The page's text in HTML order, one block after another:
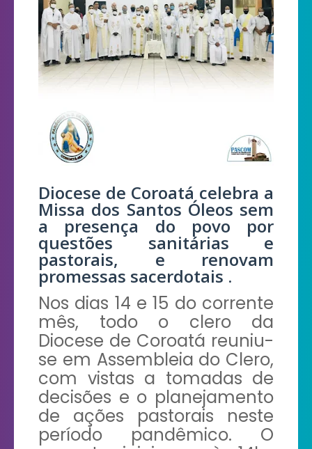
Diocese de Coroatá celebra a
Missa dos Santos Óleos sem
a presença do povo por
questões sanitárias e
pastorais, e renovam
promessas sacerdotais .
Nos dias 14 e 15 do corrente
mês, todo o clero da
Diocese de Coroatá reuniu-
se em Assembleia do Clero,
com vistas a tomadas de
decisões e o planejamento
de ações pastorais neste
período pandêmico. O